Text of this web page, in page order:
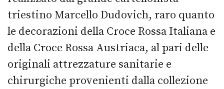
triestino Marcello Dudovich, raro quanto
le decorazioni della Croce Rossa Italiana e
della Croce Rossa Austriaca, al pari delle
originali attrezzature sanitarie e
chirurgiche provenienti dalla collezione